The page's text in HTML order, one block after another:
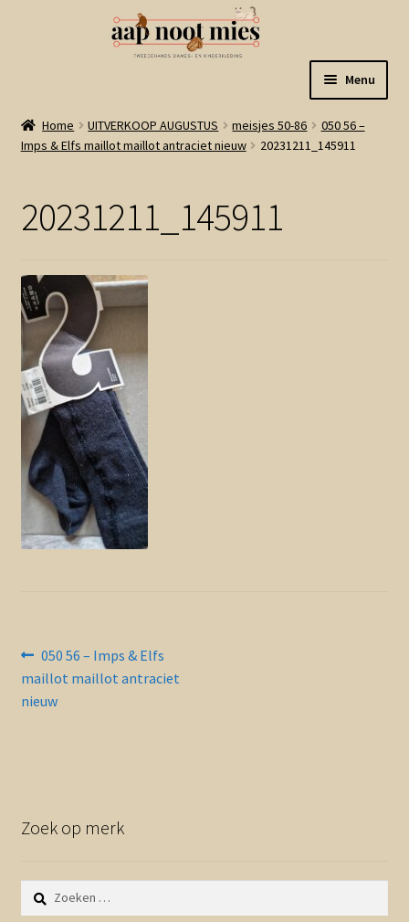
naar
navigatie
de
inhoud
Menu
Welkom
Winkel
Winkelmand
Linkjes
Contact en nieuwsbrief
Home UITVERKOOP AUGUSTUS meisjes 50-86
050 56 –
Imps & Elfs maillot maillot antraciet nieuw
20231211_145911
20231211_145911
Bericht
navigatie
Vorig
bericht:
050 56 – Imps & Elfs
maillot maillot antraciet
nieuw
Zoek op merk
Zoeken
naar: